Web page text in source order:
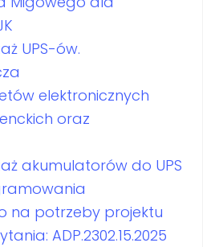
UPS-ów.
elektronicznych
oraz
akumulatorów do UPS
na potrzeby projektu
ADP.2302.15.2025